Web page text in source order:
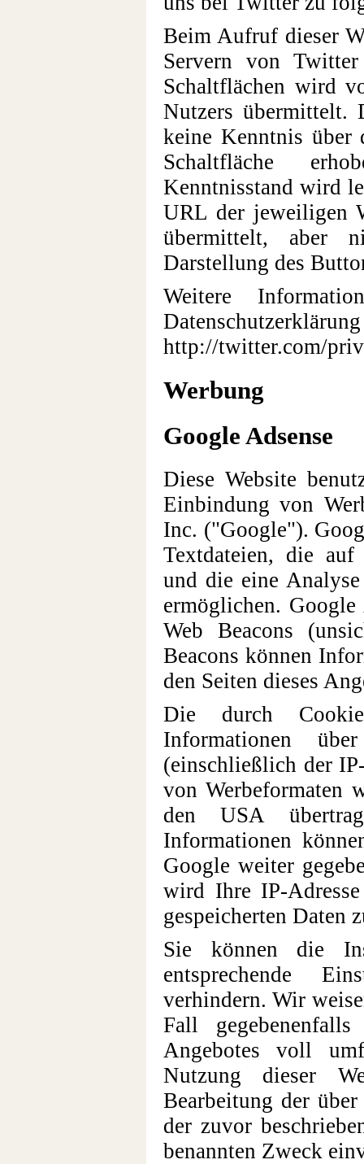
Beim Aufruf dieser
Servern von
Schaltflächen wird
Nutzers übermittelt.
keine Kenntnis über
Schaltfläche
Kenntnisstand wird
URL der jeweiligen
übermittelt, aber
Darstellung des
Weitere
http://twitter.com/
Werbung
Google Adsense
Diese Website
Einbindung von
Inc. ("Google").
Textdateien, die auf
und die eine
ermöglichen. Google
Web Beacons
Beacons können
den Seiten dieses
Die durch
Informationen
(einschließlich der
von Werbeformaten
den USA
Informationen
Google weiter
wird Ihre IP-
gespeicherten Daten
Sie können die
entsprechende
verhindern. Wir
Fall
Angebotes voll
Nutzung dieser
Bearbeitung der
der zuvor
benannten Zweck